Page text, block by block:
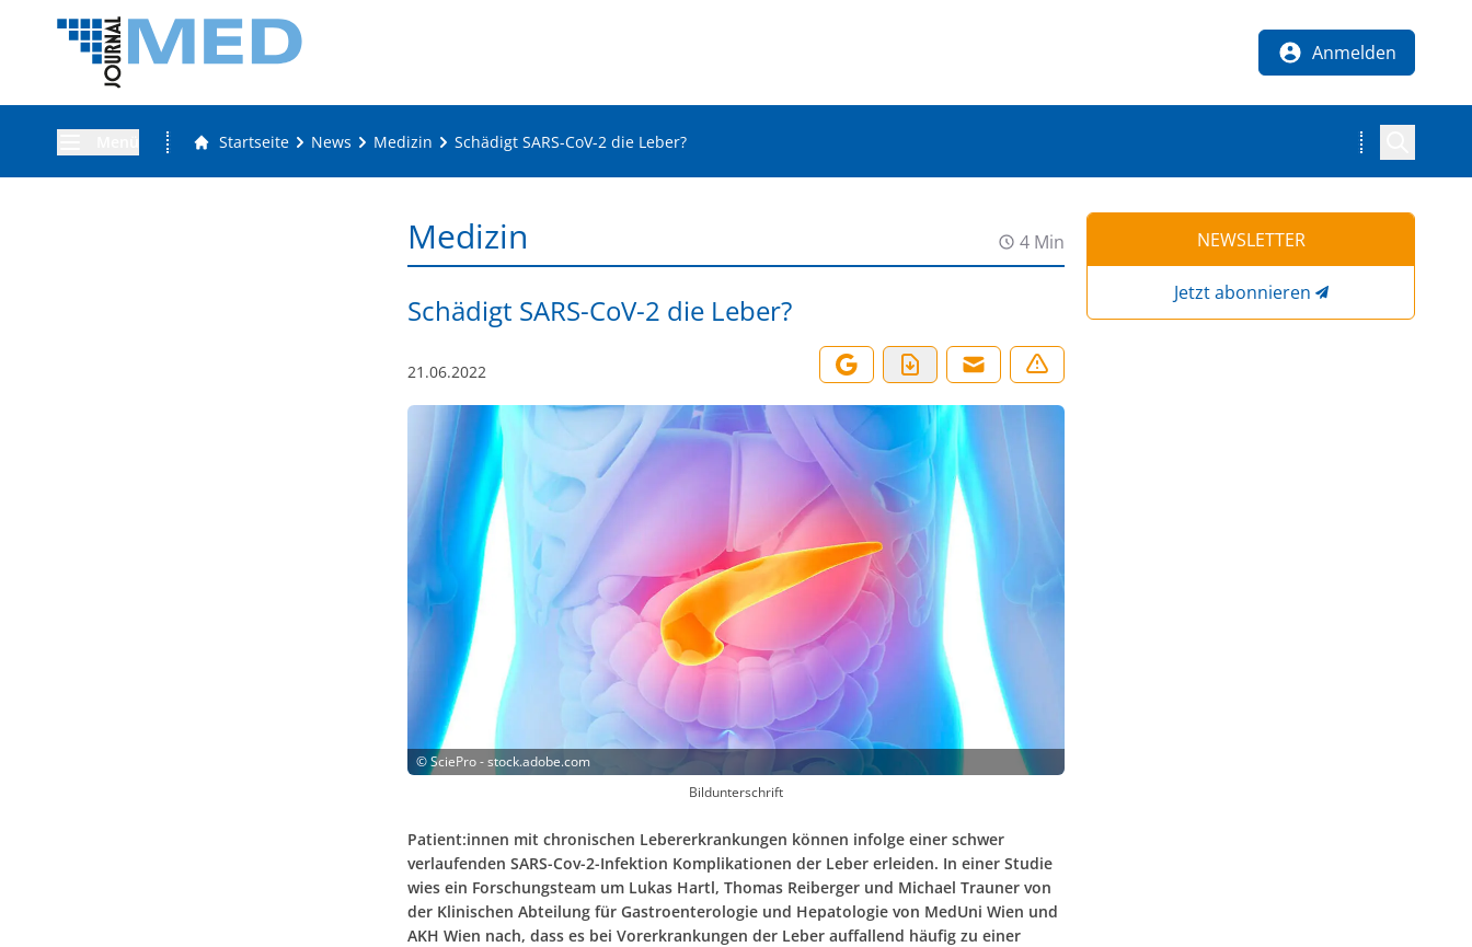
Anmelden
Startseite News Medizin Schädigt SARS-CoV-2 die Leber?
Medizin 4 Min
Schädigt SARS-CoV-2 die Leber?
21.06.2022
©SciePro - stock.adobe.com
Bildunterschrift
Patient:innen mit chronischen Lebererkrankungen können infolge einer schwer
verlaufenden SARS-Cov-2-Infektion Komplikationen der Leber erleiden. In einer Studie
wies ein Forschungsteam um Lukas Hartl, Thomas Reiberger und Michael Trauner von
der Klinischen Abteilung für Gastroenterologie und Hepatologie von MedUni Wien und
AKH Wien nach, dass es bei Vorerkrankungen der Leber auffallend häufig zu einer
NEWSLETTER
Jetzt abonnieren